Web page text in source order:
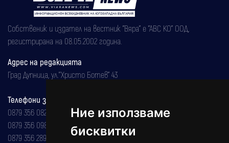
Ние използваме
бисквитки
Собственик и издател на вестник "Вяра" е "АВС КО" ООД,
регистрирана на 08.05.2002 година.
Адрес на редакцията
Град Дупница, ул.''Христо Ботев" 43
Телефони за реклама и абонаменти
0879 356 082
0879 356 098
0879 356 289